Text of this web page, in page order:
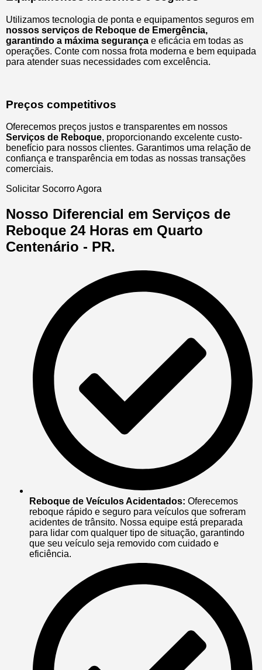
Utilizamos tecnologia de ponta e equipamentos seguros em
nossos serviços de Reboque de Emergência,
garantindo a máxima segurança e eficácia em todas as
operações. Conte com nossa frota moderna e bem equipada
para atender suas necessidades com excelência.
Preços competitivos
Oferecemos preços justos e transparentes em nossos
Serviços de Reboque, proporcionando excelente custo-
benefício para nossos clientes. Garantimos uma relação de
confiança e transparência em todas as nossas transações
comerciais.
Solicitar Socorro Agora
Nosso Diferencial em Serviços de
Reboque 24 Horas em Quarto
Centenário - PR.
Reboque de Veículos Acidentados: Oferecemos
reboque rápido e seguro para veículos que sofreram
acidentes de trânsito. Nossa equipe está preparada
para lidar com qualquer tipo de situação, garantindo
que seu veículo seja removido com cuidado e
eficiência.